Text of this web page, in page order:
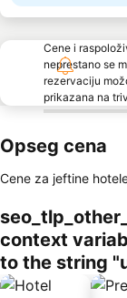
Cene i
neprestano se
rezervaciju
prikazana na
Opseg cena
Cene za jeftine
context
to the string